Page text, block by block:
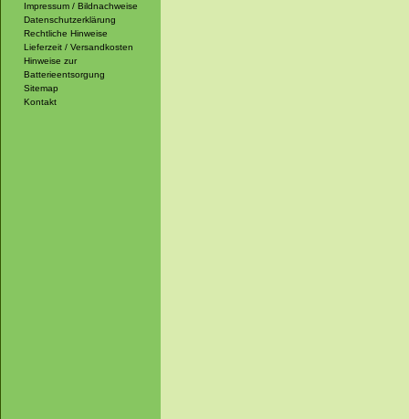
Impressum / Bildnachweise
Datenschutzerklärung
Rechtliche Hinweise
Lieferzeit / Versandkosten
Hinweise zur
Batterieentsorgung
Sitemap
Kontakt